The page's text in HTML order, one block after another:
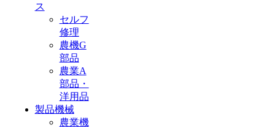
ス
セルフ
修理
農機G
部品
農業A
部品・
洋用品
製品機械
農業機